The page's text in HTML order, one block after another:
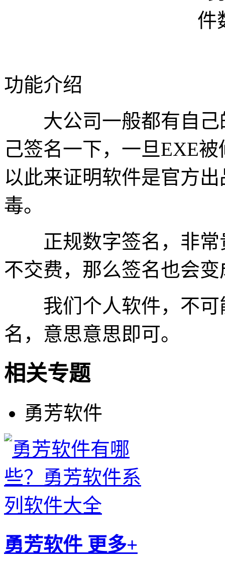
功能介绍
大公司一般都有自己
己签名一下，一旦EXE
以此来证明软件是官方
毒。
正规数字签名，非常
不交费，那么签名也会
我们个人软件，不可
名，意思意思即可。
相关专题
勇芳软件
勇芳软件 更多+